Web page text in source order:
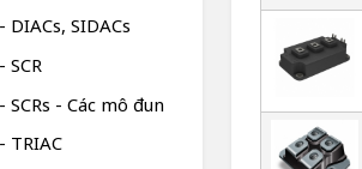
SIDACs
- Các mô đun
TRIAC